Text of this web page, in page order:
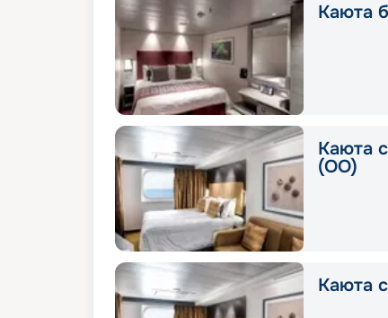
Каюта
Каюта
(OO)
Каюта